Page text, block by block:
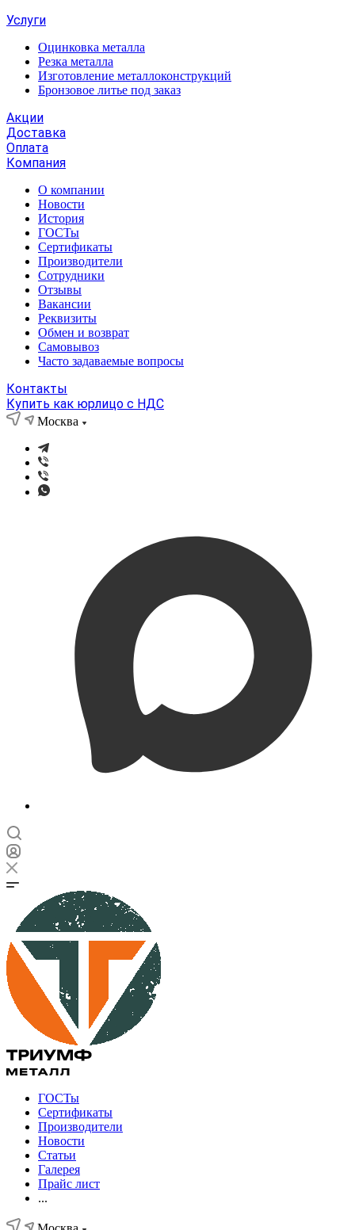
Услуги
Оцинковка металла
Резка металла
Изготовление металлоконструкций
Бронзовое литье под заказ
Акции
Доставка
Оплата
Компания
О компании
Новости
История
ГОСТы
Сертификаты
Производители
Сотрудники
Отзывы
Вакансии
Реквизиты
Обмен и возврат
Самовывоз
Часто задаваемые вопросы
Контакты
Купить как юрлицо с НДС
Москва
ГОСТы
Сертификаты
Производители
Новости
Статьи
Галерея
Прайс лист
...